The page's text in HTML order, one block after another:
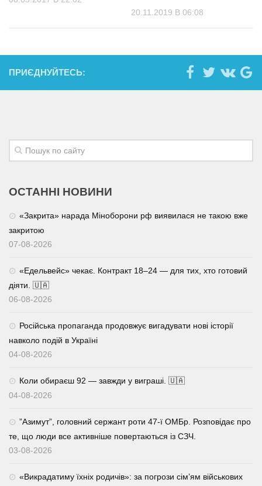
20.11.2019 В 06:08
ПРИЄДНУЙТЕСЬ:
ОСТАННІ НОВИНИ
«Закрита» нарада Міноборони рф виявилася не такою вже
закритою
07-08-2026
«Едельвейс» чекає. Контракт 18–24 — для тих, хто готовий
діяти. 🇺🇦
06-08-2026
Російська пропаганда продовжує вигадувати нові історії
навколо подій в Україні
04-08-2026
Коли обираєш 92 — завжди у виграші. 🇺🇦
04-08-2026
⁨”Азимут”, головний сержант роти 47-ї ОМБр. Розповідає про
те, що люди все активніше повертаються із СЗЧ.
03-08-2026
«Викрадатиму їхніх родичів»: за погрози сім’ям військових